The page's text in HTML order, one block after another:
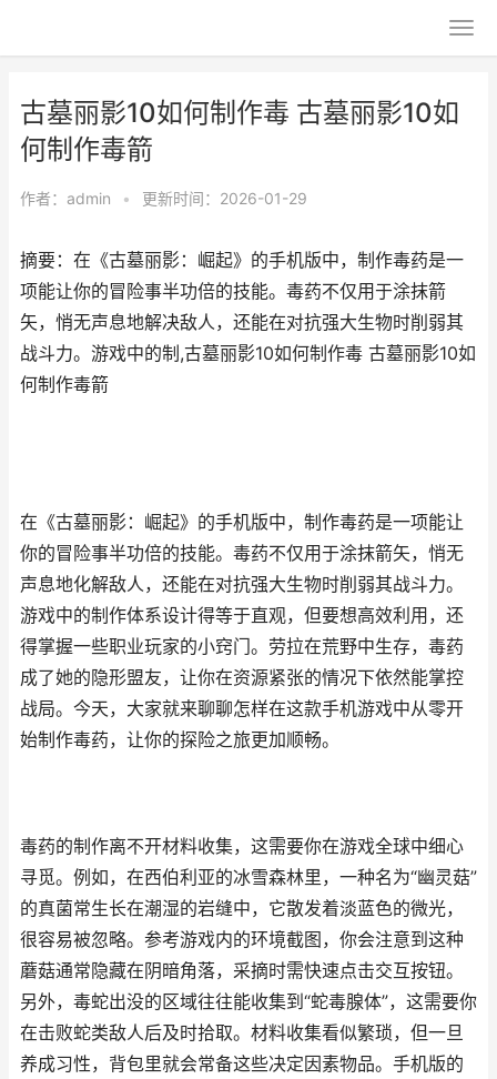
古墓丽影10如何制作毒 古墓丽影10如
何制作毒箭
作者： admin • 更新时间：2026-01-29
摘要：在《古墓丽影：崛起》的手机版中，制作毒药是一
项能让你的冒险事半功倍的技能。毒药不仅用于涂抹箭
矢，悄无声息地解决敌人，还能在对抗强大生物时削弱其
战斗力。游戏中的制,古墓丽影10如何制作毒 古墓丽影10如
何制作毒箭
在《古墓丽影：崛起》的手机版中，制作毒药是一项能让
你的冒险事半功倍的技能。毒药不仅用于涂抹箭矢，悄无
声息地化解敌人，还能在对抗强大生物时削弱其战斗力。
游戏中的制作体系设计得等于直观，但要想高效利用，还
得掌握一些职业玩家的小窍门。劳拉在荒野中生存，毒药
成了她的隐形盟友，让你在资源紧张的情况下依然能掌控
战局。今天，大家就来聊聊怎样在这款手机游戏中从零开
始制作毒药，让你的探险之旅更加顺畅。
毒药的制作离不开材料收集，这需要你在游戏全球中细心
寻觅。例如，在西伯利亚的冰雪森林里，一种名为“幽灵菇”
的真菌常生长在潮湿的岩缝中，它散发着淡蓝色的微光，
很容易被忽略。参考游戏内的环境截图，你会注意到这种
蘑菇通常隐藏在阴暗角落，采摘时需快速点击交互按钮。
另外，毒蛇出没的区域往往能收集到“蛇毒腺体”，这需要你
在击败蛇类敌人后及时拾取。材料收集看似繁琐，但一旦
养成习性，背包里就会常备这些决定因素物品。手机版的